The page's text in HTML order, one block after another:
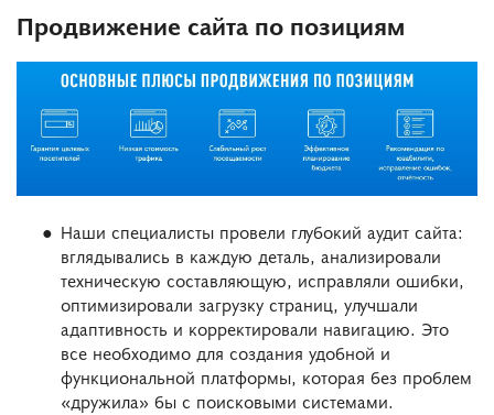
Продвижение сайта по позициям
Наши специалисты провели глубокий аудит сайта:
вглядывались в каждую деталь, анализировали
техническую составляющую, исправляли ошибки,
оптимизировали загрузку страниц, улучшали
адаптивность и корректировали навигацию. Это
все необходимо для создания удобной и
функциональной платформы, которая без проблем
«дружила» бы с поисковыми системами.